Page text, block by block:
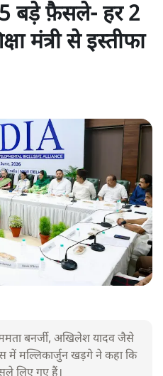
बड़े फै़सले- हर 2
मंत्री से इस्तीफा
बनर्जी, अखिलेश यादव जैसे
में मल्लिकार्जुन खड़गे ने कहा कि